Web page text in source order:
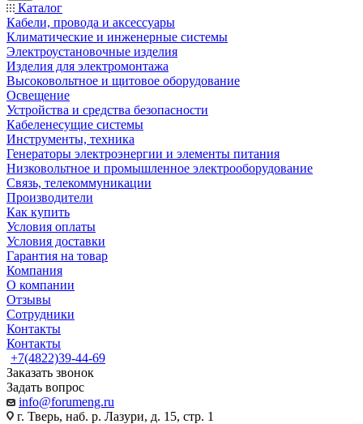
Каталог
Кабели, провода и аксессуары
Климатические и инженерные системы
Электроустановочные изделия
Изделия для электромонтажа
Высоковольтное и щитовое оборудование
Освещение
Устройства и средства безопасности
Кабеленесущие системы
Инструменты, техника
Генераторы электроэнергии и элементы питания
Низковольтное и промышленное электрооборудование
Связь, телекоммуникации
Производители
Как купить
Условия оплаты
Условия доставки
Гарантия на товар
Компания
О компании
Отзывы
Сотрудники
Контакты
Контакты
+7(4822)39-44-69
Заказать звонок
Задать вопрос
info@forumeng.ru
г. Тверь, наб. р. Лазури, д. 15, стр. 1